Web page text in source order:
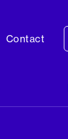
Contact